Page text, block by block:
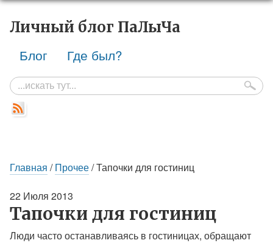
Личный блог ПаЛыЧа
Блог Где был?
Главная /Прочее/ Тапочки для гостиниц
22 Июля 2013
Тапочки для гостиниц
Люди часто останавливаясь в гостиницах, обращают